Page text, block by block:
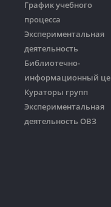
График учебного
процесса
Экспериментальная
деятельность
Библиотечно-
информационный
Кураторы групп
Экспериментальная
деятельность ОВЗ